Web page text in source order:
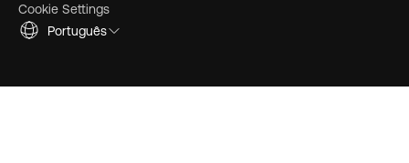
Cookie Settings
Português